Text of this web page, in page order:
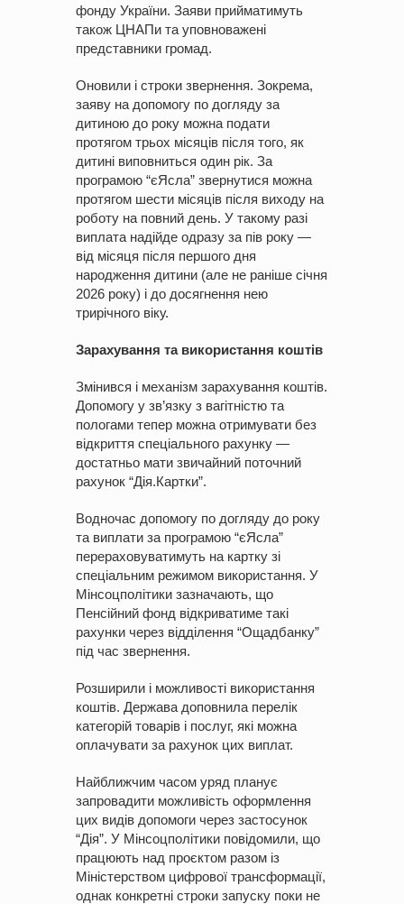
фонду України. Заяви прийматимуть
також ЦНАПи та уповноважені
представники громад.
Оновили і строки звернення. Зокрема,
заяву на допомогу по догляду за
дитиною до року можна подати
протягом трьох місяців після того, як
дитині виповниться один рік. За
програмою “єЯсла” звернутися можна
протягом шести місяців після виходу на
роботу на повний день. У такому разі
виплата надійде одразу за пів року —
від місяця після першого дня
народження дитини (але не раніше січня
2026 року) і до досягнення нею
трирічного віку.
Зарахування та використання коштів
Змінився і механізм зарахування коштів.
Допомогу у зв’язку з вагітністю та
пологами тепер можна отримувати без
відкриття спеціального рахунку —
достатньо мати звичайний поточний
рахунок “Дія.Картки”.
Водночас допомогу по догляду до року
та виплати за програмою “єЯсла”
перераховуватимуть на картку зі
спеціальним режимом використання. У
Мінсоцполітики зазначають, що
Пенсійний фонд відкриватиме такі
рахунки через відділення “Ощадбанку”
під час звернення.
Розширили і можливості використання
коштів. Держава доповнила перелік
категорій товарів і послуг, які можна
оплачувати за рахунок цих виплат.
Найближчим часом уряд планує
запровадити можливість оформлення
цих видів допомоги через застосунок
“Дія”. У Мінсоцполітики повідомили, що
працюють над проєктом разом із
Міністерством цифрової трансформації,
однак конкретні строки запуску поки не